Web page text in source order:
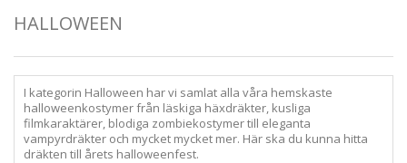
HALLOWEEN
I kategorin Halloween har vi samlat alla våra hemskaste
halloweenkostymer från läskiga häxdräkter, kusliga
filmkaraktärer, blodiga zombiekostymer till eleganta
vampyrdräkter och mycket mycket mer. Här ska du kunna hitta
dräkten till årets halloweenfest.